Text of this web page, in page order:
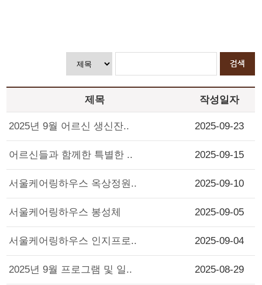
제목 작성일자
2025년 9월 어르신 생신잔.. 2025-09-23
어르신들과 함께한 특별한 .. 2025-09-15
서울케어링하우스 옥상정원.. 2025-09-10
서울케어링하우스 봉성체 2025-09-05
서울케어링하우스 인지프로.. 2025-09-04
2025년 9월 프로그램 및 일.. 2025-08-29